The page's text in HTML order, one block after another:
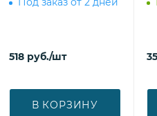
518 руб./шт
В КОРЗИНУ